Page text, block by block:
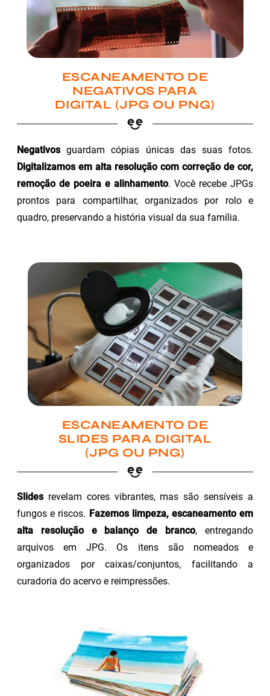
ESCANEAMENTO DE
NEGATIVOS PARA
DIGITAL (JPG OU PNG)
Negativosguardam cópias únicas das suas fotos.
Digitalizamos em alta resolução com correção de cor,
remoção de poeira e alinhamento. Você recebe JPGs
prontos para compartilhar, organizados por rolo e
quadro, preservando a história visual da sua família.
ESCANEAMENTO DE
SLIDES PARA DIGITAL
(JPG OU PNG)
Slidesrevelam cores vibrantes, mas são sensíveis a
fungos e riscos. Fazemos limpeza, escaneamento em
alta resolução e balanço de branco, entregando
arquivos em JPG. Os itens são nomeados e
organizados por caixas/conjuntos, facilitando a
curadoria do acervo e reimpressões.